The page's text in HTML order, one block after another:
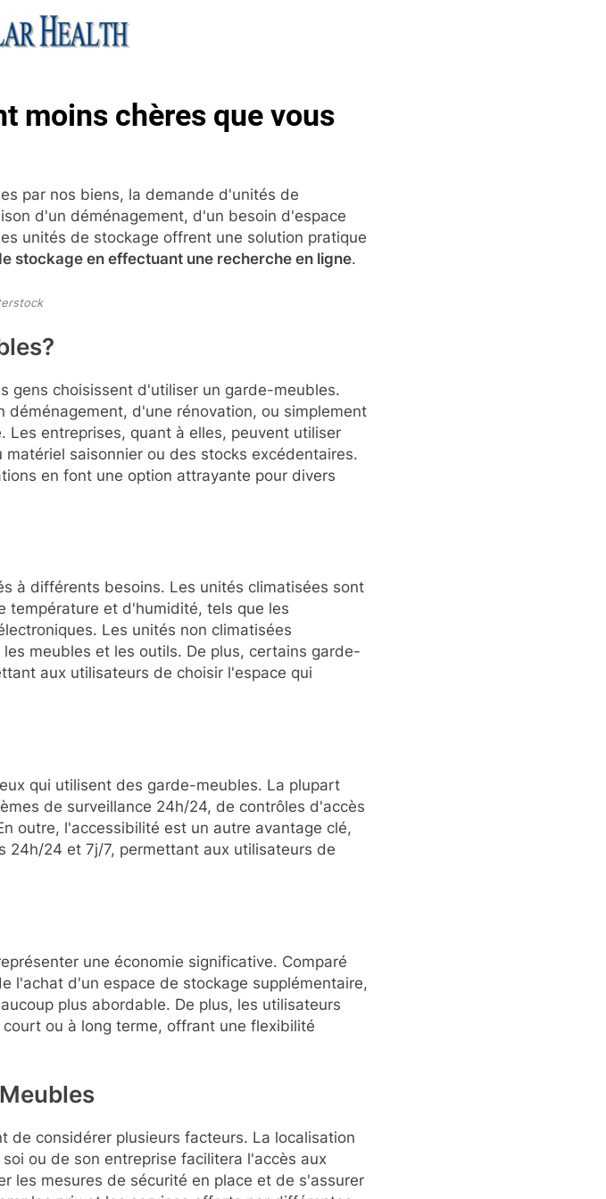
moins chères que vous
par nos biens, la demande d'unités de
d'un déménagement, d'un besoin d'espace
unités de stockage offrent une solution pratique
stockage en effectuant une recherche en ligne.
gens choisissent d'utiliser un garde-meubles.
d'une rénovation, ou simplement
entreprises, quant à elles, peuvent utiliser
saisonnier ou des stocks excédentaires.
en font une option attrayante pour divers
à différents besoins. Les unités climatisées sont
température et d'humidité, tels que les
Les unités non climatisées
meubles et les outils. De plus, certains garde-
aux utilisateurs de choisir l'espace qui
qui utilisent des garde-meubles. La plupart
de surveillance 24h/24, de contrôles d'accès
outre, l'accessibilité est un autre avantage clé,
24h/24 et 7j/7, permettant aux utilisateurs de
une économie significative. Comparé
l'achat d'un espace de stockage supplémentaire,
plus abordable. De plus, les utilisateurs
ou à long terme, offrant une flexibilité
considérer plusieurs facteurs. La localisation
ou de son entreprise facilitera l'accès aux
les mesures de sécurité en place et de s'assurer